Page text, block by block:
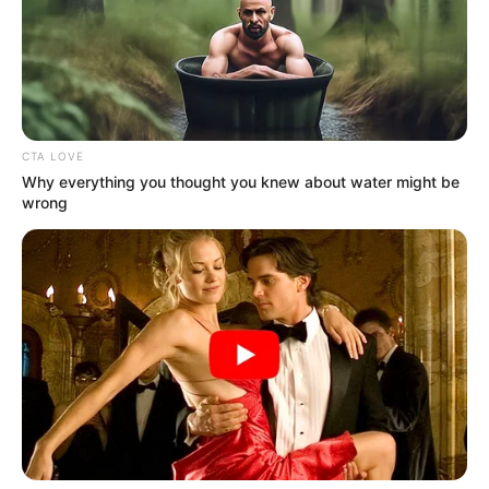
અમદાવાદમાં મેયરને જોતા જ 3 દિવસથી પાણીમાં
રહેલા લોકોનો બાટલો ફાટ્યો
2 Weeks Ago
‘વિદ્યાર્થીઓને મારવાનો આદેશ કોણે આપ્યો, પેલેટ
ગનનો ઉપયોગ કરવાની મંજુરી કોણે આપી? રાહુલ
2 Weeks Ago
કઈ રાશિના જાતકોને રાહત મળશે?
કુંભ – શનિ મેષ રાશિમાં પ્રવેશ કરતાની સાથે જ કુંભ
રાશિનો સાડાસાતી કાળ સમાપ્ત થઈ જશે અને તેમને
આર્થિક મુશ્કેલીઓમાંથી રાહત મળશે.
સિંહ અને ધન – આ બંને રાશિના જાતકોને શનિ
ધૈય્યાથી રાહત મળશે.
CTA LOVE
Why everything you thought you knew about water might be
wrong